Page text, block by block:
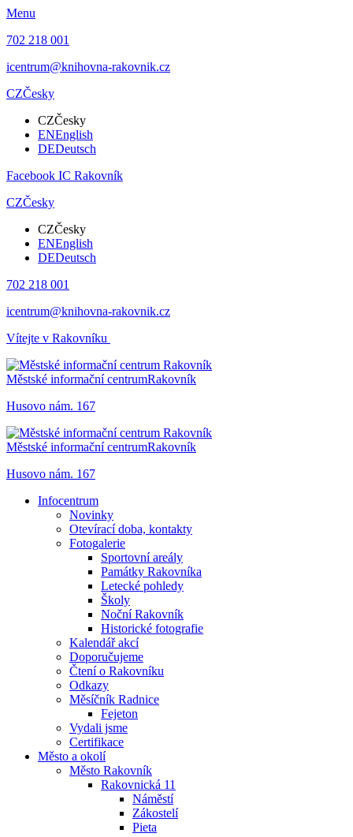
Menu
702 218 001
icentrum@knihovna-rakovnik.cz
CZČesky
CZČesky
ENEnglish
DEDeutsch
Facebook IC Rakovník
CZČesky
CZČesky
ENEnglish
DEDeutsch
702 218 001
icentrum@knihovna-rakovnik.cz
Vítejte v Rakovníku
Městské informační centrumRakovník
Husovo nám. 167
Městské informační centrumRakovník
Husovo nám. 167
Infocentrum
Novinky
Otevírací doba, kontakty
Fotogalerie
Sportovní areály
Památky Rakovníka
Letecké pohledy
Školy
Noční Rakovník
Historické fotografie
Kalendář akcí
Doporučujeme
Čtení o Rakovníku
Odkazy
Měsíčník Radnice
Fejeton
Vydali jsme
Certifikace
Město a okolí
Město Rakovník
Rakovnická 11
Náměstí
Zákostelí
Pieta